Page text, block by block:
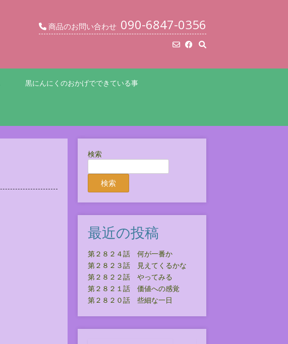
商品のお問い合わせ 090-6847-0356
黒にんにくのおかげでできている事
検索
検索
最近の投稿
第２８２４話 何が一番か
第２８２３話 見えてくるかな
第２８２２話 やってみる
第２８２１話 価値への感覚
第２８２０話 些細な一日